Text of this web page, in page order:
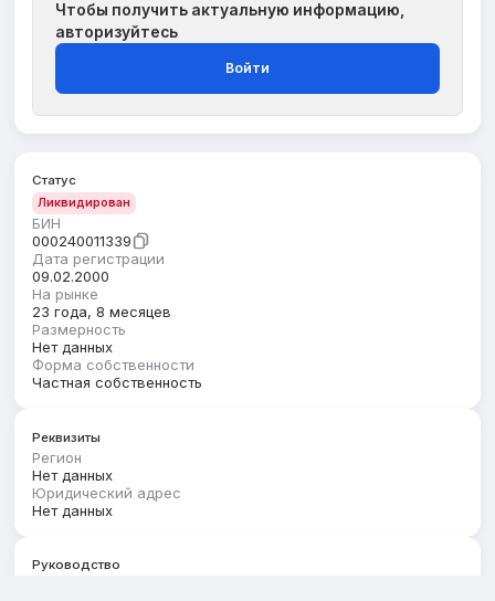
Чтобы получить актуальную информацию,
авторизуйтесь
Войти
Статус
Ликвидирован
БИН
000240011339
Дата регистрации
09.02.2000
На рынке
23 года, 8 месяцев
Размерность
Нет данных
Форма собственности
Частная собственность
Реквизиты
Регион
Нет данных
Юридический адрес
Нет данных
Руководство